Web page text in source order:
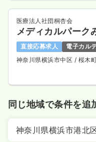
医療法人社団桐杏会
メディカルパーク
直接応募求人
電子カル
神奈川県横浜市中区 / 桜木
同じ地域で条件を追
神奈川県横浜市港北